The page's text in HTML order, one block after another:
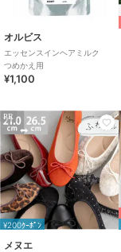
オルビス
エッセンスインヘアミルク
つめかえ用
¥1,100
PR
¥200ｸｰﾎﾟﾝ
メヌエ